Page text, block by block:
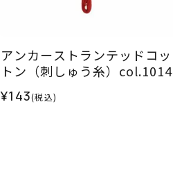
アンカーストランテッドコッ
トン（刺しゅう糸）col.1014
¥143(税込)